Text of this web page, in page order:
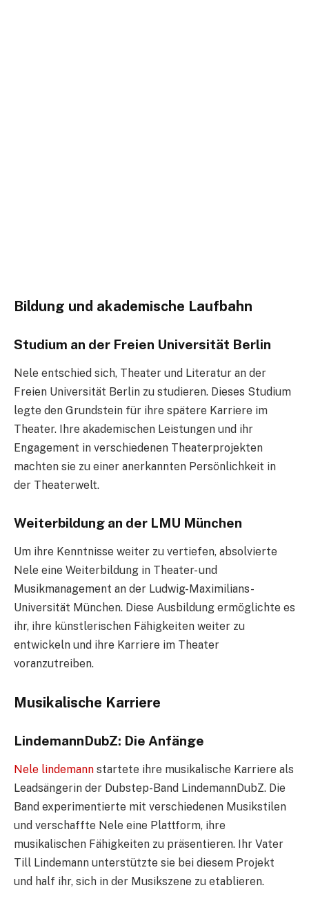
Bildung und akademische Laufbahn
Studium an der Freien Universität Berlin
Nele entschied sich, Theater und Literatur an der
Freien Universität Berlin zu studieren. Dieses Studium
legte den Grundstein für ihre spätere Karriere im
Theater. Ihre akademischen Leistungen und ihr
Engagement in verschiedenen Theaterprojekten
machten sie zu einer anerkannten Persönlichkeit in
der Theaterwelt.
Weiterbildung an der LMU München
Um ihre Kenntnisse weiter zu vertiefen, absolvierte
Nele eine Weiterbildung in Theater- und
Musikmanagement an der Ludwig-Maximilians-
Universität München. Diese Ausbildung ermöglichte es
ihr, ihre künstlerischen Fähigkeiten weiter zu
entwickeln und ihre Karriere im Theater
voranzutreiben.
Musikalische Karriere
LindemannDubZ: Die Anfänge
Nele lindemann startete ihre musikalische Karriere als
Leadsängerin der Dubstep-Band LindemannDubZ. Die
Band experimentierte mit verschiedenen Musikstilen
und verschaffte Nele eine Plattform, ihre
musikalischen Fähigkeiten zu präsentieren. Ihr Vater
Till Lindemann unterstützte sie bei diesem Projekt
und half ihr, sich in der Musikszene zu etablieren.